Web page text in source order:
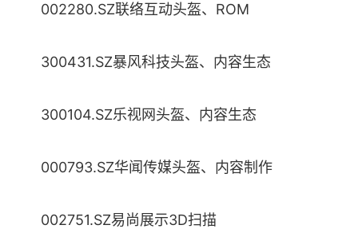
002280.SZ联络互动头盔、ROM
300431.SZ暴风科技头盔、内容生态
300104.SZ乐视网头盔、内容生态
000793.SZ华闻传媒头盔、内容制作
002751.SZ易尚展示3D扫描